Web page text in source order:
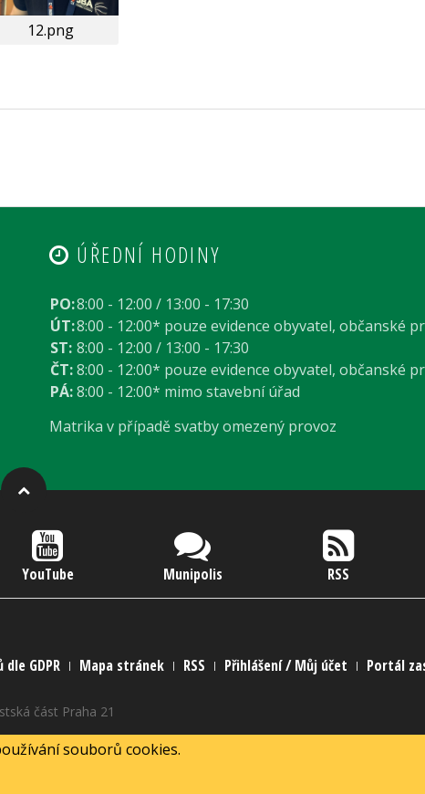
12.png
ÚŘEDNÍ HODINY
PO:8:00 - 12:00 / 13:00 - 17:30
ÚT:8:00 - 12:00* pouze evidence obyvatel, občanské
ST: 8:00 - 12:00 / 13:00 - 17:30
ČT: 8:00 - 12:00* pouze evidence obyvatel, občanské
PÁ: 8:00 - 12:00* mimo stavební úřad
Matrika v případě svatby omezený provoz
YouTube Munipolis RSS
GDPR Mapa stránek RSS Přihlášení / Můj účet Portál
část Praha 21
MarNed
& connected toAlfresco
souborů cookies.